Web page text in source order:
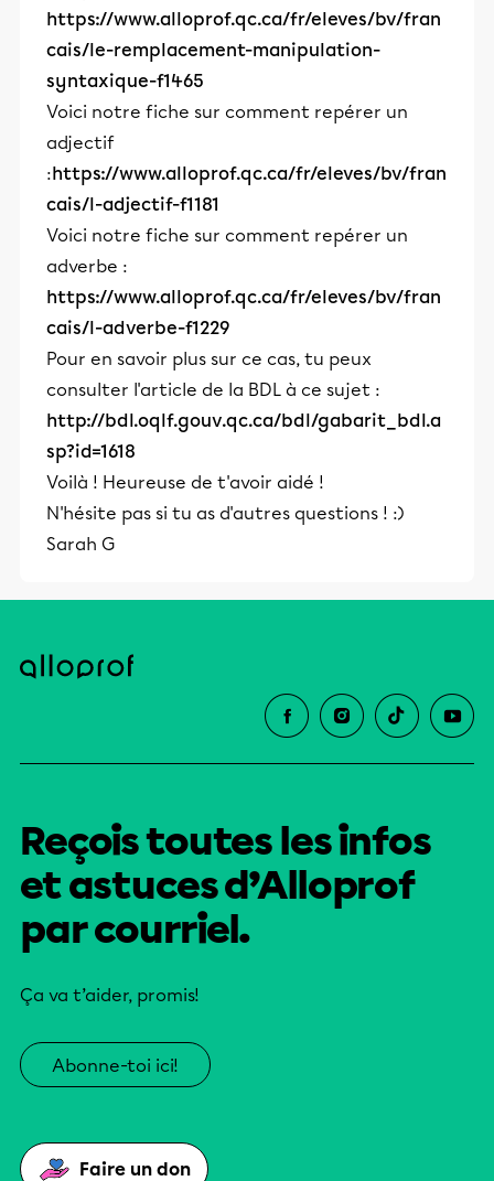
https://www.alloprof.qc.ca/fr/eleves/bv/fran
cais/le-remplacement-manipulation-
syntaxique-f1465
Voici notre fiche sur comment repérer un
adjectif
:https://www.alloprof.qc.ca/fr/eleves/bv/fran
cais/l-adjectif-f1181
Voici notre fiche sur comment repérer un
adverbe :
https://www.alloprof.qc.ca/fr/eleves/bv/fran
cais/l-adverbe-f1229
Pour en savoir plus sur ce cas, tu peux
consulter l'article de la BDL à ce sujet :
http://bdl.oqlf.gouv.qc.ca/bdl/gabarit_bdl.a
sp?id=1618
Voilà ! Heureuse de t'avoir aidé !
N'hésite pas si tu as d'autres questions ! :)
Sarah G
Reçois toutes les infos
et astuces d’Alloprof
par courriel.
Ça va t’aider, promis!
Abonne-toi ici!
Faire un don